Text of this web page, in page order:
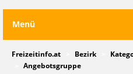
Menü
Freizeitinfo.at Bezirk
Angebotsgruppe